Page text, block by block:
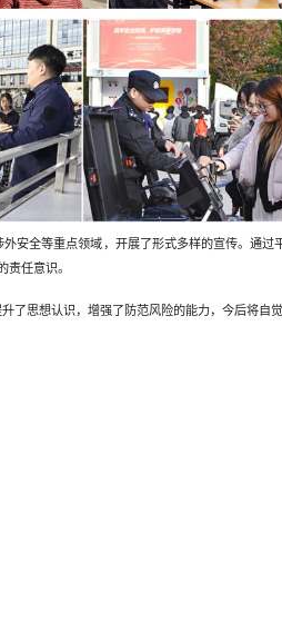
安全等重点领域，开展了形式多样的宣传。通
责任意识。
思想认识，增强了防范风险的能力，今后将自